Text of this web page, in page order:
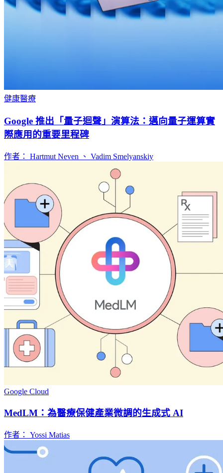
健康醫療
Google 推出「量子迴聲」演算法：邁向量子運算實
際應用的重要里程碑
作者： Hartmut Neven 、 Vadim Smelyanskiy
Google Cloud
MedLM：為醫療保健產業微調的生成式 AI
作者： Yossi Matias